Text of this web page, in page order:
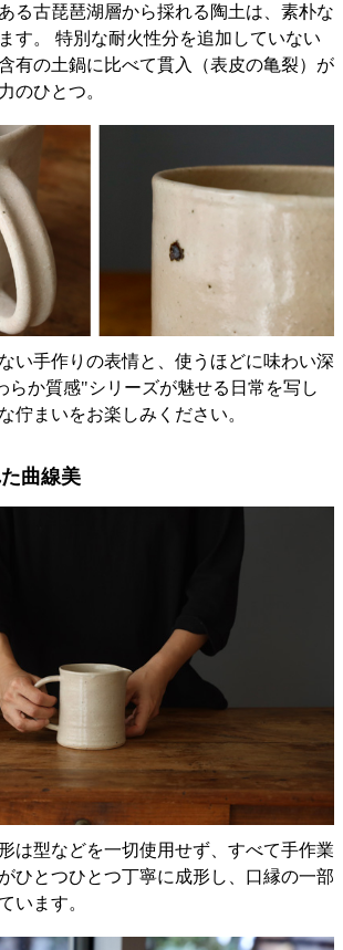
る古琵琶湖層から採れる陶土は、素朴な
す。 特別な耐火性分を追加していない
有の土鍋に比べて貫入（表皮の亀裂）が
のひとつ。
い手作りの表情と、使うほどに味わい深
らか質感"シリーズが魅せる日常を写し
佇まいをお楽しみください。
曲線美
は型などを一切使用せず、すべて手作業
ひとつひとつ丁寧に成形し、口縁の一部
います。